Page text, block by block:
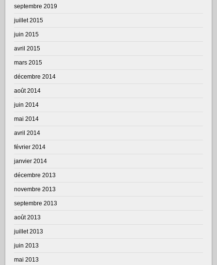
septembre 2019
juillet 2015
juin 2015
avril 2015
mars 2015
décembre 2014
août 2014
juin 2014
mai 2014
avril 2014
février 2014
janvier 2014
décembre 2013
novembre 2013
septembre 2013
août 2013
juillet 2013
juin 2013
mai 2013